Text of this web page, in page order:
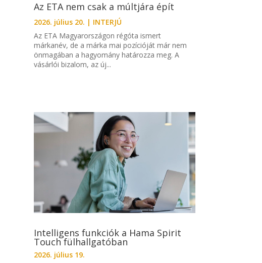
Az ETA nem csak a múltjára épít
2026. július 20. | INTERJÚ
Az ETA Magyarországon régóta ismert
márkanév, de a márka mai pozícióját már nem
önmagában a hagyomány határozza meg. A
vásárlói bizalom, az új...
Intelligens funkciók a Hama Spirit
Touch fülhallgatóban
2026. július 19.